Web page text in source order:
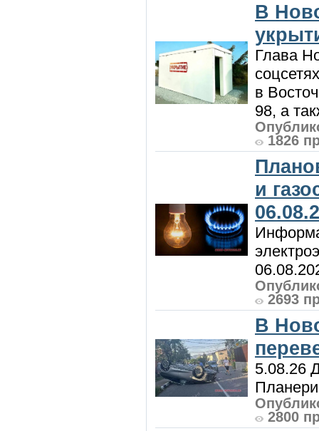
В
Глава
в
98, а
1826
и
2693
В
5.08.26
2800